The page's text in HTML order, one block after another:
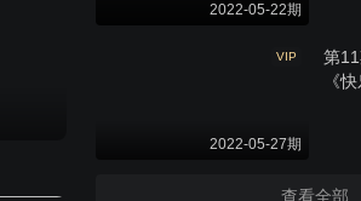
2022-05-22期
VIP
2022-05-27期
第
《
查看全部